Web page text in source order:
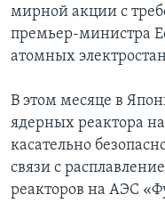
мирной акции с
премьер-министра
атомных
В этом месяце в
ядерных реактора
касательно
связи с
реакторов на АЭС